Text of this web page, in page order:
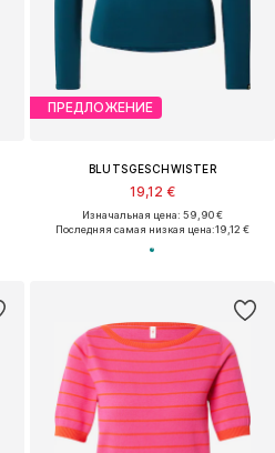
ПРЕДЛОЖЕНИЕ
BLUTSGESCHWISTER
19,12 €
Изначальная цена: 59,90 €
Последняя самая низкая цена:19,12 €